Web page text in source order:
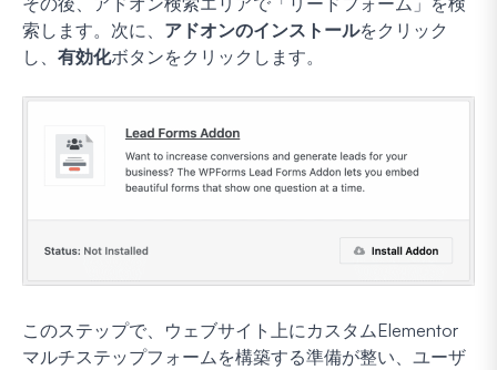
索します。次に、 アドオンのインストールをクリック
し、 有効化ボタンをクリックします。
このステップで、ウェブサイト上にカスタムElementor
マルチステップフォームを構築する準備が整い、ユーザ